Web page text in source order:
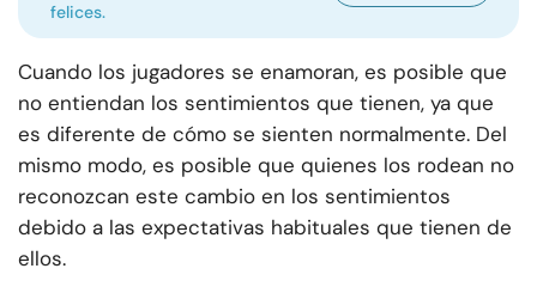
felices.
Cuando los jugadores se enamoran, es posible que
no entiendan los sentimientos que tienen, ya que
es diferente de cómo se sienten normalmente. Del
mismo modo, es posible que quienes los rodean no
reconozcan este cambio en los sentimientos
debido a las expectativas habituales que tienen de
ellos.